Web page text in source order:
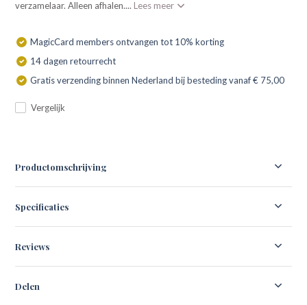
verzamelaar. Alleen afhalen.... Lees meer
MagicCard members ontvangen tot 10% korting
14 dagen retourrecht
Gratis verzending binnen Nederland bij besteding vanaf € 75,00
Vergelijk
Productomschrijving
Specificaties
Reviews
Delen